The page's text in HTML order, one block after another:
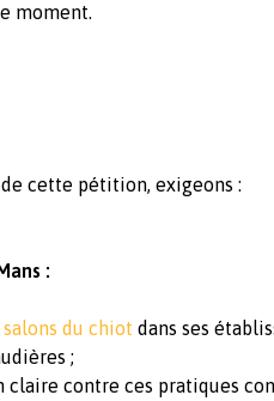
moment.
cette pétition, exigeons :
:
salons du chiot dans ses
;
claire contre ces pratiques